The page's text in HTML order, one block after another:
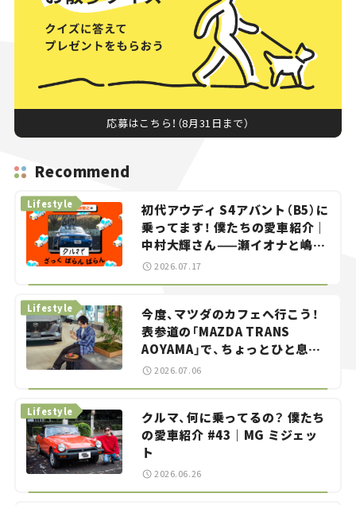
応募はこちら！（8月31日まで）
Recommend
初代アウディ S4アバント（B5）に
乗ってます！ 僕たちの愛車紹介｜
中村大輝さん——瀬イオナと嶋田
智之の「クルマでざっくばらんば
Lifestyle
2026.07.17
今度、マツダのカフェへ行こう！
表参道の「MAZDA TRANS
AOYAMA」で、ちょっとひと息。
——連載｜CCGとクルマでどうす
Lifestyle
2026.07.06
クルマ、何に乗ってるの？ 僕たち
の愛車紹介 #43｜MG ミジェッ
ト
Lifestyle
2026.06.26